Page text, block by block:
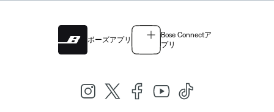
ボーズアプリ
Bose Connectア
プリ